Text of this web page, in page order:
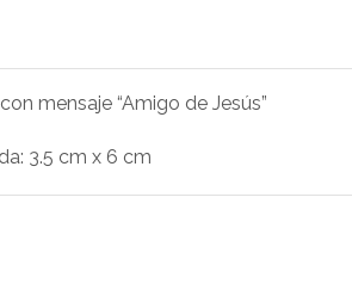
mensaje “Amigo de Jesús”
3.5 cm x 6 cm